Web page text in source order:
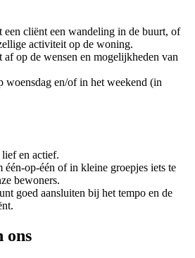
een cliënt een wandeling in de buurt, of
activiteit op de woning.
af op de wensen en mogelijkheden van
woensdag en/of in het weekend (in
lief en actief.
één-op-één of in kleine groepjes iets te
bewoners.
goed aansluiten bij het tempo en de
ons